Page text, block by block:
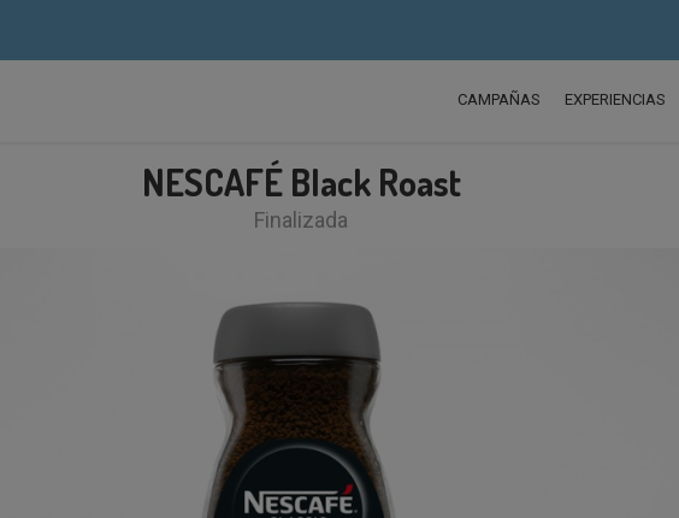
CAMPAÑAS EXPERIENCIAS
NESCAFÉ Black Roast
Finalizada